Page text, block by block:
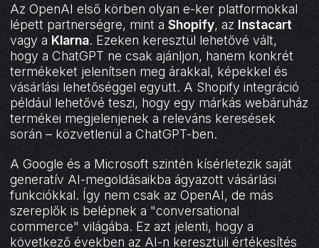
Az OpenAI első körben olyan e-ker platformokkal
lépett partnerségre, mint aShopify, az Instacart
vagy a Klarna. Ezeken keresztül lehetővé vált,
hogy a ChatGPT ne csak ajánljon, hanem konkrét
termékeket jelenítsen meg árakkal, képekkel és
vásárlási lehetőséggel együtt. A Shopify integráció
például lehetővé teszi, hogy egy márkás webáruház
termékei megjelenjenek a releváns keresések
során – közvetlenül a ChatGPT-ben.
A Google és a Microsoft szintén kísérletezik saját
generatív AI-megoldásaikba ágyazott vásárlási
funkciókkal. Így nem csak az OpenAI, de más
szereplők is belépnek a "conversational
commerce" világába. Ez azt jelenti, hogy a
következő években az AI-n keresztüli értékesítés